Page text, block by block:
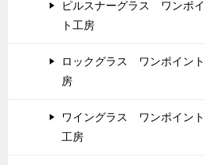
ピルスナーグラス ワンポ
ト工房
ロックグラス ワンポイン
房
ワイングラス ワンポイン
工房